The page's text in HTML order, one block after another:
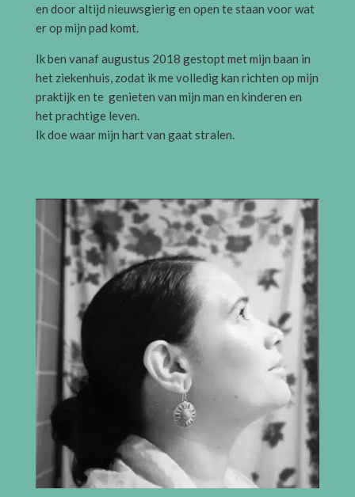
en door altijd nieuwsgierig en open te staan voor wat
er op mijn pad komt.
Ik ben vanaf augustus 2018 gestopt met mijn baan in
het ziekenhuis, zodat ik me volledig kan richten op mijn
praktijk en te genieten van mijn man en kinderen en
het prachtige leven.
Ik doe waar mijn hart van gaat stralen.